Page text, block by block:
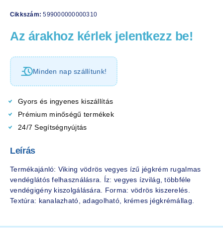
Cikkszám:599000000000310
Az árakhoz kérlek jelentkezz be!
Minden nap szállítunk!
Gyors és ingyenes kiszállítás
Prémium minőségű termékek
24/7 Segítségnyújtás
Leírás
Termékajánló: Viking vödrös vegyes ízű jégkrém rugalmas
vendéglátós felhasználásra. Íz: vegyes ízvilág, többféle
vendégigény kiszolgálására. Forma: vödrös kiszerelés.
Textúra: kanalazható, adagolható, krémes jégkrémállag.